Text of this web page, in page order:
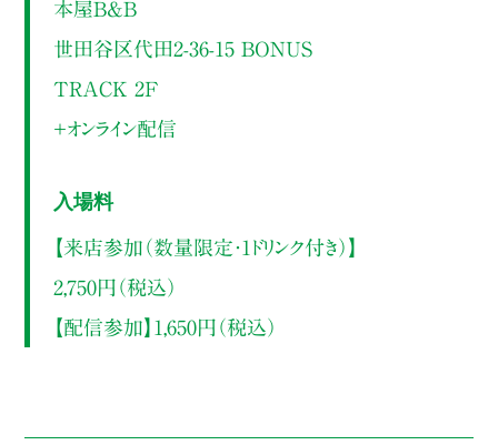
本屋B&B
世田谷区代田2-36-15 BONUS
TRACK 2F
＋オンライン配信
入場料
【来店参加（数量限定・1ドリンク付き）】
2,750円（税込）
【配信参加】1,650円（税込）